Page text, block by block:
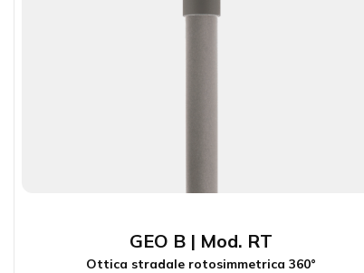
GEO B | Mod. RT
Ottica stradale rotosimmetrica 360°